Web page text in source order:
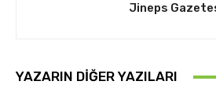
Jineps
YAZARIN DIĞER YAZILARI